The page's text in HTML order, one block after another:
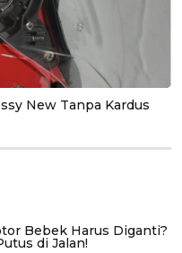
New Tanpa Kardus
Bebek Harus Diganti?
di Jalan!